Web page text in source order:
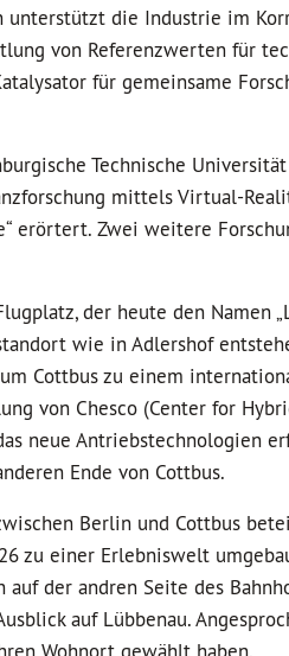
die Industrie im
von Referenzwerten für
für gemeinsame
Technische
mittels Virtual-
erörtert. Zwei weitere
der heute den Namen
wie in Adlershof
Cottbus zu einem
von Chesco (Center for
neue Antriebstechnologien
Ende von Cottbus.
Berlin und Cottbus
zu einer Erlebniswelt
der andren Seite des
auf Lübbenau.